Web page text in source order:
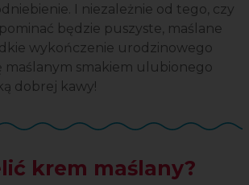
I niezależnie od tego, czy
będzie puszyste, maślane
wykończenie urodzinowego
maślanym smakiem ulubionego
dobrej kawy!
krem maślany?